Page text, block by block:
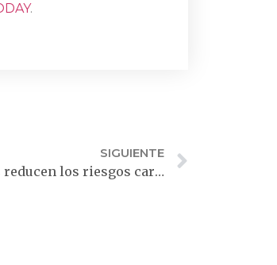
.
SIGUIENTE
Estudio confirma que los vaporizadores reducen los riesgos cardíacos en comparación con los cigarrillos